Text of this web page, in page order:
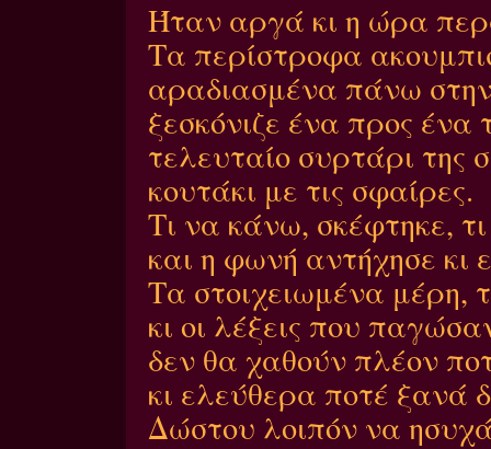
Ήταν αργά κι η ώρα
Τα περίστροφα
αραδιασμένα πάνω
ξεσκόνιζε ένα προς
τελευταίο συρτάρι της
κουτάκι με τις σφαίρες.
Τι να κάνω, σκέφτηκε,
και η φωνή αντήχησε κι
Τα στοιχειωμένα μέρη,
κι οι λέξεις που
δεν θα χαθούν πλέον
κι ελεύθερα ποτέ ξανά
Δώστου λοιπόν να